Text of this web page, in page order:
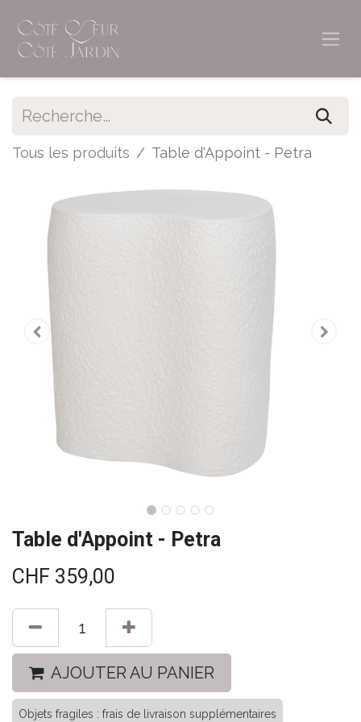
Tous les produits Table d'Appoint - Petra
Table d'Appoint - Petra
CHF 359,00
AJOUTER AU PANIER
Objets fragiles : frais de livraison supplémentaires